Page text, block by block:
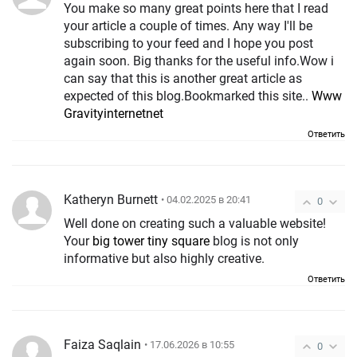
You make so many great points here that I read
your article a couple of times. Any way I'll be
subscribing to your feed and I hope you post
again soon. Big thanks for the useful info.Wow i
can say that this is another great article as
expected of this blog.Bookmarked this site.. Www
Gravityinternetnet
Ответить
0
Katheryn Burnett • 04.02.2025 в 20:41
Well done on creating such a valuable website!
Your big tower tiny square blog is not only
informative but also highly creative.
Ответить
0
Faiza Saqlain • 17.06.2026 в 10:55